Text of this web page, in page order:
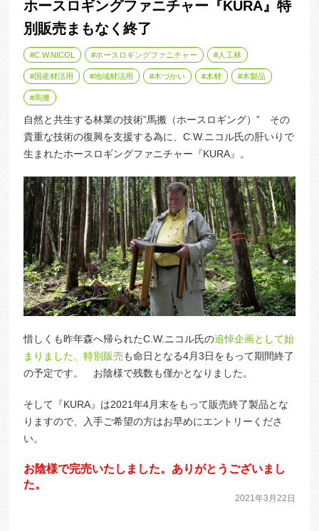
ホースロギングファニチャー『KURA』特
別販売まもなく終了
C.W.NICOL ホースロギングファニチャー 人工林
国産材活用 地域材活用 木づかい 木材 木製品
馬搬
自然と共生する林業の技術”馬搬（ホースロギング）” その
貴重な技術の復興を支援する為に、C.W.ニコル氏の肝いりで
生まれたホースロギングファニチャー『KURA』。
惜しくも昨年森へ帰られたC.W.ニコル氏の追悼企画として始
まりました、特別販売も命日となる4月3日をもって期間終了
の予定です。 お陰様で残数も僅かとなりました。
そして『KURA』は2021年4月末をもって販売終了製品とな
りますので、入手ご希望の方はお早めにエントリーくださ
い。
お陰様で完売いたしました。ありがとうございまし
た。
2021年3月22日